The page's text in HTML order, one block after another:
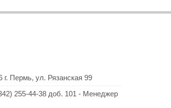
г. Пермь, ул. Рязанская 99
255-44-38доб. 101 - Менеджер